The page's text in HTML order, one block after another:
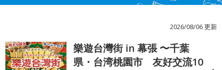
2026/08/06 更新
1
樂遊台灣街 in 幕張 〜千葉
県・台湾桃園市 友好交流10